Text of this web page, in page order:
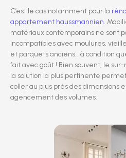
C’est le cas notamment pour la
appartement haussmannien.
matériaux contemporains ne sont
incompatibles avec moulures,
et parquets anciens… à condition
fait avec goût ! Bien souvent, le
la solution la plus pertinente
coller au plus près des dimensions
agencement des volumes.